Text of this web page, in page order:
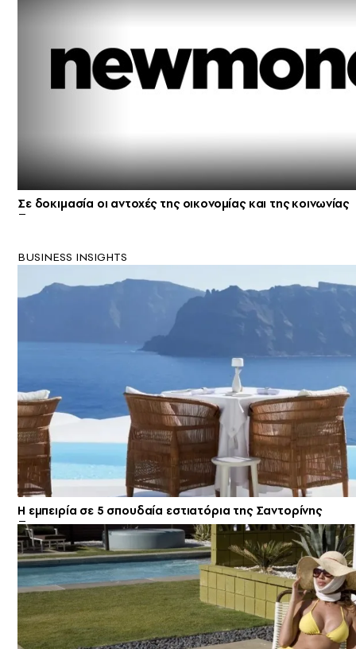
Σε δοκιμασία οι αντοχές της οικονομίας και της κοινωνίας
BUSINESS INSIGHTS
Η εμπειρία σε 5 σπουδαία εστιατόρια της Σαντορίνης